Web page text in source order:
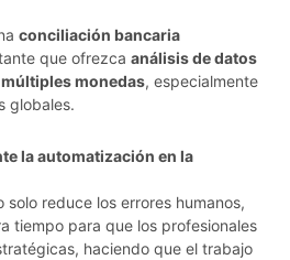
conciliación bancaria
que ofrezca análisis de datos
múltiples monedas, especialmente
globales.
la automatización en la
solo reduce los errores humanos,
tiempo para que los profesionales
haciendo que el trabajo